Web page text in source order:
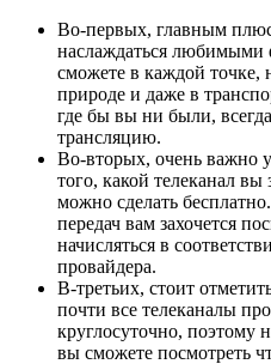
Во-первых, главным
наслаждаться
сможете в каждой точке,
природе и даже в
где бы вы ни были,
трансляцию.
Во-вторых, очень важно
того, какой телеканал вы
можно сделать
передач вам захочется
начисляться в
провайдера.
В-третьих, стоит
почти все телеканалы
круглосуточно, поэтому
вы сможете посмотреть